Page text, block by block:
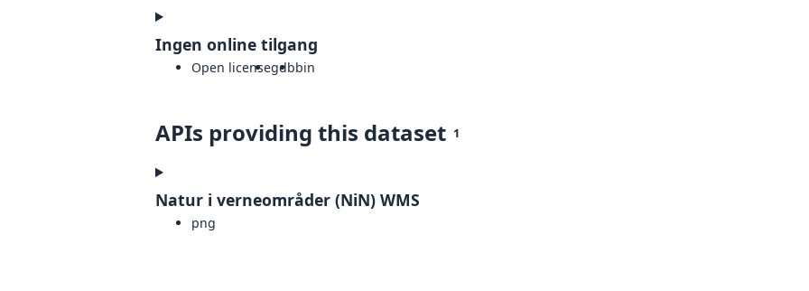
Ingen online tilgang
Open licensegdbbin
APIs providing this dataset 1
Natur i verneområder (NiN) WMS
png